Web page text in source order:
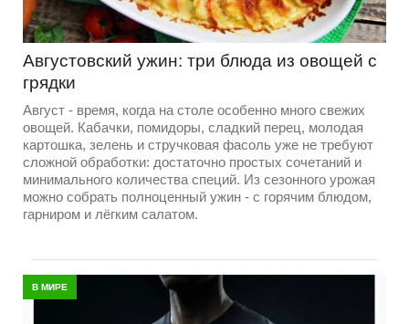
Августовский ужин: три блюда из овощей с
грядки
Август - время, когда на столе особенно много свежих
овощей. Кабачки, помидоры, сладкий перец, молодая
картошка, зелень и стручковая фасоль уже не требуют
сложной обработки: достаточно простых сочетаний и
минимального количества специй. Из сезонного урожая
можно собрать полноценный ужин - с горячим блюдом,
гарниром и лёгким салатом.
В МИРЕ